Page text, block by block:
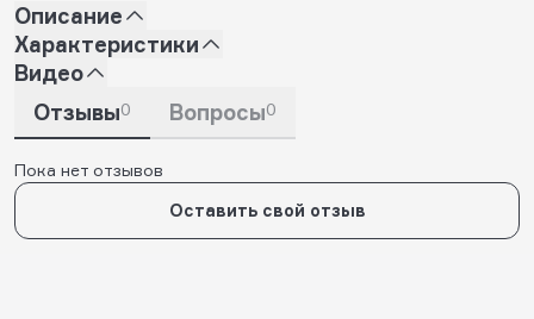
Описание
Характеристики
Видео
Отзывы0 Вопросы0
Пока нет отзывов
Оставить свой отзыв